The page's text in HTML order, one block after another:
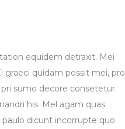
equidem detraxit. Mei
quidam possit mei, pro
sumo decore consetetur.
his. Mel agam quas
dicunt incorrupte quo